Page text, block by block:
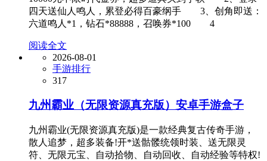
四天送仙人鸣人，累登必得百豪纲手 3、创角即送：
六道鸣人*1，钻石*88888，召唤券*100 4
阅读全文
2026-08-01
手游排行
317
九州霸业（无限资源真充版）安卓手游盒子
九州霸业(无限资源真充版)是一款经典复古传奇手游，
散人追梦，超多装备!开*送骷髅统领时装、送无限灵
符、无限元宝、自动拾物、自动回收、自动经验等特权!